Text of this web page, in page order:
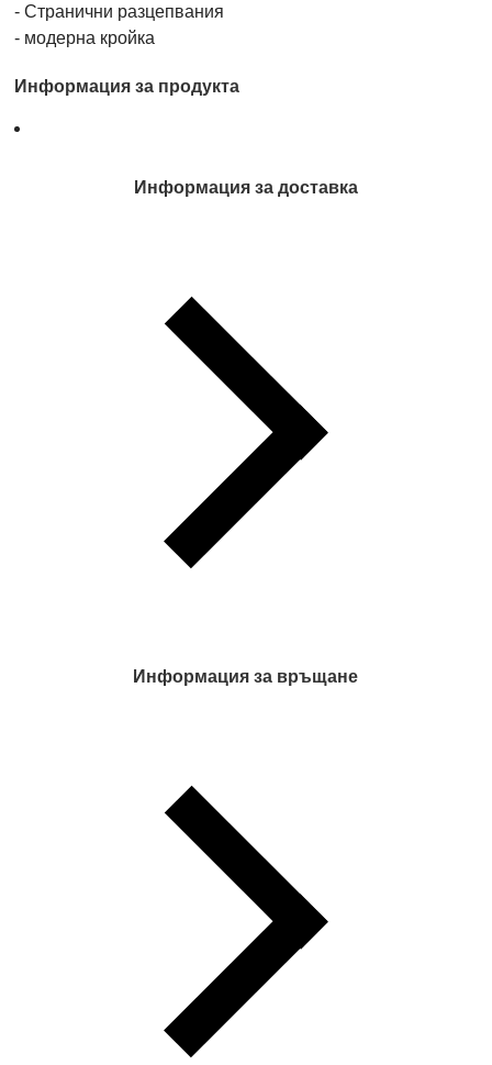
- Странични разцепвания
- модерна кройка
Информация за продукта
Информация за доставка
Информация за връщане